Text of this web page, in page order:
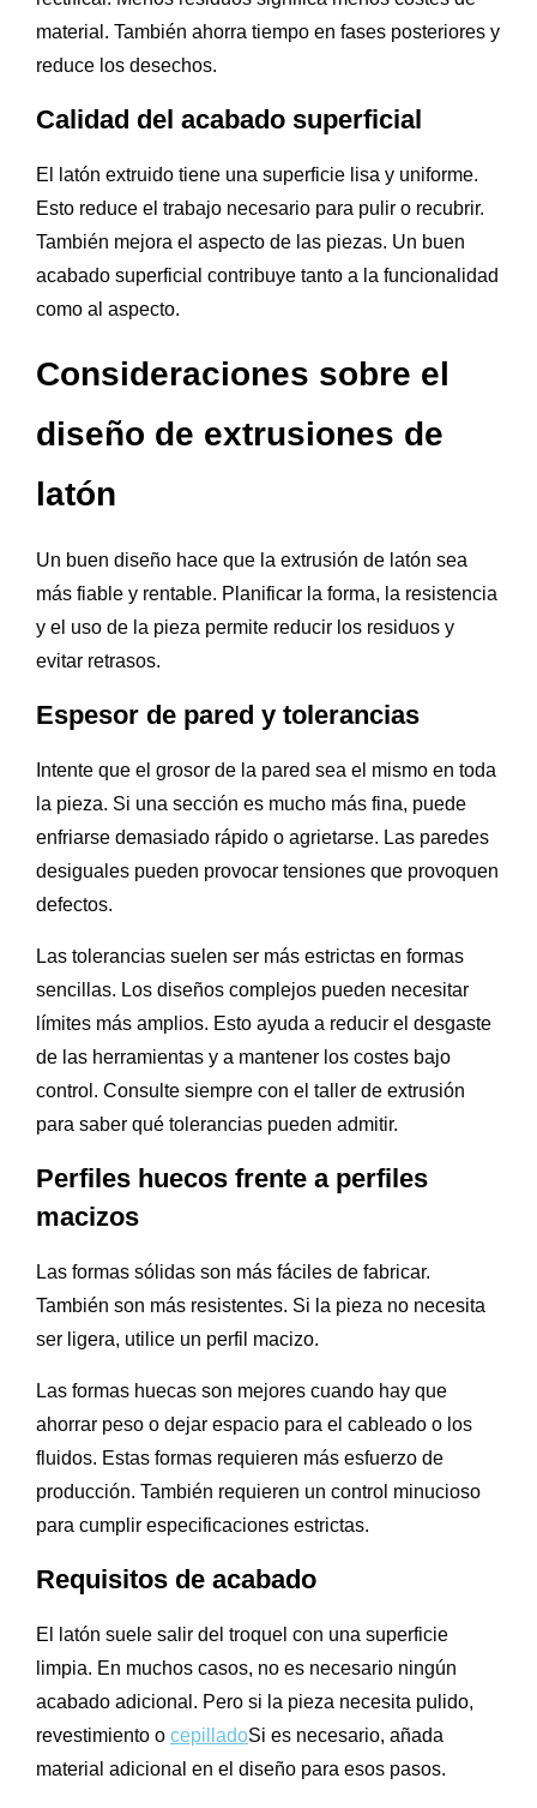
material. También ahorra tiempo en fases posteriores y
reduce los desechos.
Calidad del acabado superficial
El latón extruido tiene una superficie lisa y uniforme.
Esto reduce el trabajo necesario para pulir o recubrir.
También mejora el aspecto de las piezas. Un buen
acabado superficial contribuye tanto a la funcionalidad
como al aspecto.
Consideraciones sobre el
diseño de extrusiones de
latón
Un buen diseño hace que la extrusión de latón sea
más fiable y rentable. Planificar la forma, la resistencia
y el uso de la pieza permite reducir los residuos y
evitar retrasos.
Espesor de pared y tolerancias
Intente que el grosor de la pared sea el mismo en toda
la pieza. Si una sección es mucho más fina, puede
enfriarse demasiado rápido o agrietarse. Las paredes
desiguales pueden provocar tensiones que provoquen
defectos.
Las tolerancias suelen ser más estrictas en formas
sencillas. Los diseños complejos pueden necesitar
límites más amplios. Esto ayuda a reducir el desgaste
de las herramientas y a mantener los costes bajo
control. Consulte siempre con el taller de extrusión
para saber qué tolerancias pueden admitir.
Perfiles huecos frente a perfiles
macizos
Las formas sólidas son más fáciles de fabricar.
También son más resistentes. Si la pieza no necesita
ser ligera, utilice un perfil macizo.
Las formas huecas son mejores cuando hay que
ahorrar peso o dejar espacio para el cableado o los
fluidos. Estas formas requieren más esfuerzo de
producción. También requieren un control minucioso
para cumplir especificaciones estrictas.
Requisitos de acabado
El latón suele salir del troquel con una superficie
limpia. En muchos casos, no es necesario ningún
acabado adicional. Pero si la pieza necesita pulido,
revestimiento o cepilladoSi es necesario, añada
material adicional en el diseño para esos pasos.